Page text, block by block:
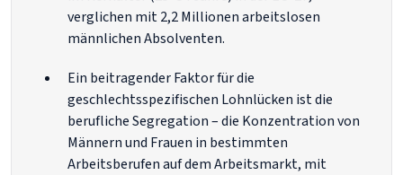
verglichen mit 2,2 Millionen arbeitslosen
männlichen Absolventen.
Ein beitragender Faktor für die
geschlechtsspezifischen Lohnlücken ist die
berufliche Segregation – die Konzentration von
Männern und Frauen in bestimmten
Arbeitsberufen auf dem Arbeitsmarkt, mit